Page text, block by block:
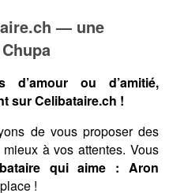
— une
d’amour ou d’amitié,
sur Celibataire.ch !
de vous proposer des
à vos attentes. Vous
qui aime : Aron
!